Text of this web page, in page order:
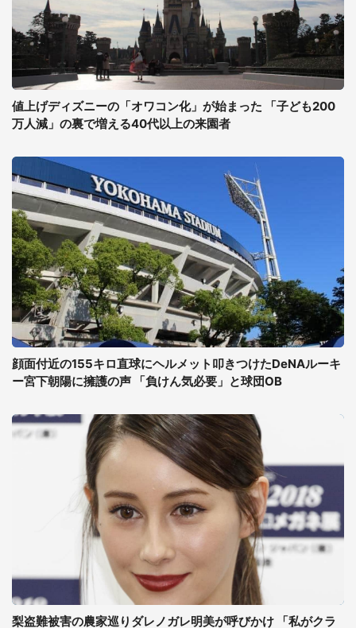
値上げディズニーの「オワコン化」が始まった 「子ども200
万人減」の裏で増える40代以上の来園者
顔面付近の155キロ直球にヘルメット叩きつけたDeNAルーキ
ー宮下朝陽に擁護の声 「負けん気必要」と球団OB
梨盗難被害の農家巡りダレノガレ明美が呼びかけ 「私がクラ